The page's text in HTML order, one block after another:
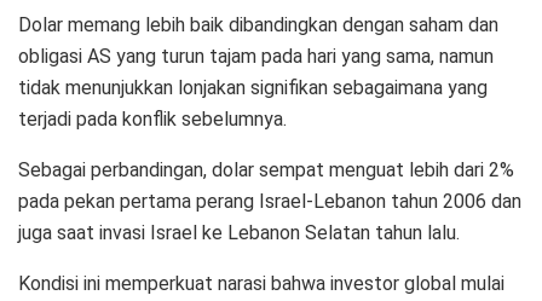
Dolar memang lebih baik dibandingkan dengan saham dan
obligasi AS yang turun tajam pada hari yang sama, namun
tidak menunjukkan lonjakan signifikan sebagaimana yang
terjadi pada konflik sebelumnya.
Sebagai perbandingan, dolar sempat menguat lebih dari 2%
pada pekan pertama perang Israel-Lebanon tahun 2006 dan
juga saat invasi Israel ke Lebanon Selatan tahun lalu.
Kondisi ini memperkuat narasi bahwa investor global mulai